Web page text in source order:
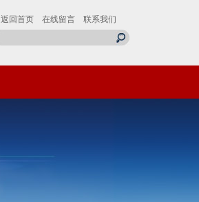
返回首页 在线留言 联系我们